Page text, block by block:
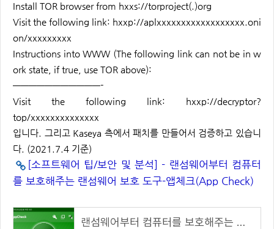
Install TOR browser from hxxs://torproject(.)org
Visit the following link: hxxp://aplxxxxxxxxxxxxxxxxxx.oni
on/xxxxxxxxx
Instructions into WWW (The following link can not be in w
ork state, if true, use TOR above):
———————————-
Visit the following link: hxxp://decryptor?
top/xxxxxxxxxxxxxx
입니다. 그리고 Kaseya 측에서 패치를 만들어서 검증하고 있습니
다. (2021.7.4 기준)
[소프트웨어 팁/보안 및 분석] - 랜섬웨어부터 컴퓨터
를 보호해주는 랜섬웨어 보호 도구-앱체크(App Check)
랜섬웨어부터 컴퓨터를 보호해주는 랜섬웨어 보호 도구-앱체크(App Check)